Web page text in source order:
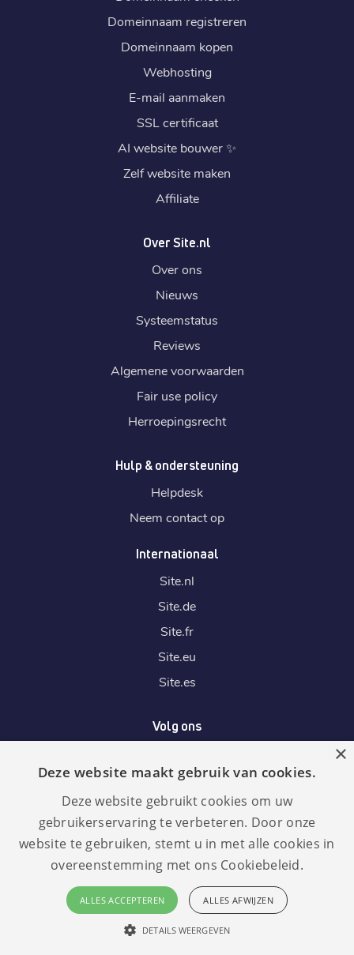
Taal:
Nederlands
GDPR
compliant
Domeinnaam registreren
Domeinnaam kopen
Webhosting
E-mail aanmaken
SSL certificaat
AI website bouwer✨
Zelf website maken
Affiliate
Over Site.nl
Over ons
Nieuws
Systeemstatus
Reviews
Algemene voorwaarden
Fair use policy
Herroepingsrecht
Hulp & ondersteuning
Helpdesk
Neem contact op
Internationaal
Site.nl
Site.de
Site.fr
Site.eu
Site.es
Volg ons
Wij accepteren
×
Deze website maakt gebruik van cookies.
Deze website gebruikt cookies om uw
gebruikerservaring te verbeteren. Door onze
website te gebruiken, stemt u in met alle cookies in
overeenstemming met ons Cookiebeleid.
ALLES ACCEPTEREN ALLES AFWIJZEN
DETAILS WEERGEVEN